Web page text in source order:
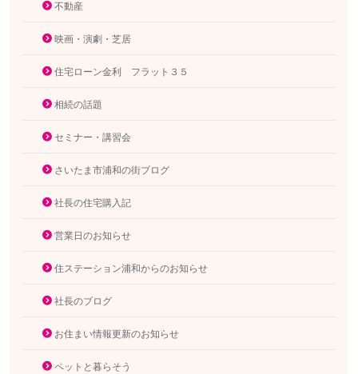
不動産
映画・演劇・芝居
住宅ローン金利 フラット３５
相続の話題
セミナー・講習会
さいたま市浦和の街ブログ
社長の住宅購入記
営業日のお知らせ
住ステーション浦和からのお知らせ
社長のブログ
お住まい情報更新のお知らせ
ペットと暮らそう